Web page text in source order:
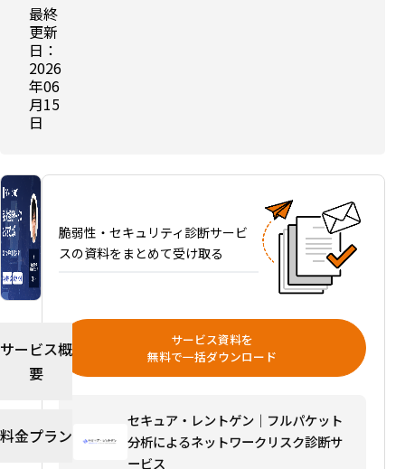
最終
更新
日：
2026
年06
月15
日
脆弱
断サ
ービ
スお
較｜
法・
費用
選び
方を
ール
あ
サービス概
要
料金プラン
脆弱性・セキュリティ診断サービ
スの資料をまとめて受け取る
サービス資料を
無料で一括ダウンロード
セキュア・レントゲン｜フルパケット
分析によるネットワークリスク診断サ
ービス